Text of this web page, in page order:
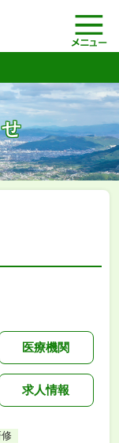
医療機関
求人情報